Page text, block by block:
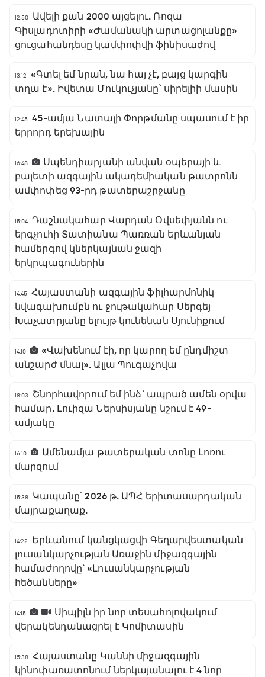
12:50
Ավելի քան 2000 այցելու. Ռոզա
Գիսլադոտիրի «Ժամանակի արտացոլանքը»
ցուցահանդեսը կամփոփվի ֆինիսաժով
13:12
«Գտել եմ նրան, նա հայ չէ, բայց կարգին
տղա է». Իվետա Մուկուչյանը՝ սիրելիի մասին
12:45 45-ամյա Նատալի Փորթմանը սպասում է իր
երրորդ երեխային
16:48
Սպենդիարյանի անվան օպերայի և
բալետի ազգային ակադեմիական թատրոնն
ամփոփեց 93-րդ թատերաշրջանը
15:04 Դաշնակահար Վարդան Օվսեփյանն ու
երգչուհի Տատիանա Պառռան երևանյան
համերգով կներկայնան ջազի
երկրպագուներին
14:45 Հայաստանի ազգային ֆիլհարմոնիկ
նվագախումբն ու ջութակահար Սերգեյ
Խաչատրյանը ելույթ կունենան Սյունիքում
14:10
«Վախենում էի, որ կարող եմ ընդմիշտ
անշարժ մնալ». Ալլա Պուգաչովա
18:03
Շնորհավորում եմ ինձ՝ ապրած ամեն օրվա
համար. Լուիզա Ներսիսյանը նշում է 49-
ամյակը
16:10
Ամենամյա թատերական տոնը Լոռու
մարզում
15:38
Կապանը՝ 2026 թ. ԱՊՀ երիտասարդական
մայրաքաղաք.
14:22
Երևանում կանցկացվի Գեղարվեստական
լուսանկարչության Առաջին միջազգային
համաժողովը՝ «Լուսանկարչության
հեծանները»
14:15
Սիպիլն իր նոր տեսահոլովակում
վերակենդանացրել է Կոմիտասին
15:38 Հայաստանը Կաննի միջազգային
կինոփառատոնում ներկայանալու է 4 նոր